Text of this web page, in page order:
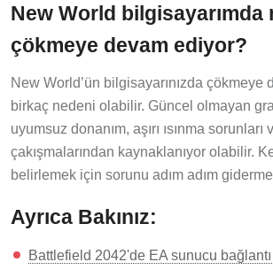
New World bilgisayarımda
çökmeye devam ediyor?
New World’ün bilgisayarınızda çökmeye
birkaç nedeni olabilir. Güncel olmayan
uyumsuz donanım, aşırı ısınma sorunları
çakışmalarından kaynaklanıyor olabilir.
belirlemek için sorunu adım adım
Ayrıca Bakınız:
Battlefield 2042'de EA sunucu bağlantı